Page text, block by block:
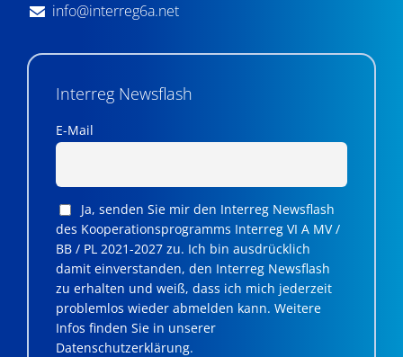
info@interreg6a.net
Interreg Newsflash
E-Mail
Ja, senden Sie mir den Interreg Newsflash
des Kooperationsprogramms Interreg VI A MV /
BB / PL 2021-2027 zu. Ich bin ausdrücklich
damit einverstanden, den Interreg Newsflash
zu erhalten und weiß, dass ich mich jederzeit
problemlos wieder abmelden kann. Weitere
Infos finden Sie in unserer
Datenschutzerklärung.